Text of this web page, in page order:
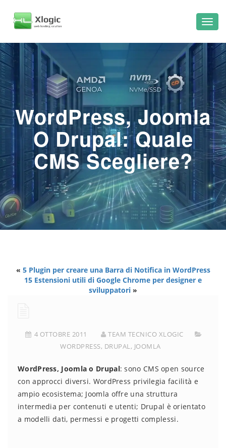
WordPress, Joomla
O Drupal: Quale
CMS Scegliere?
« 5 Plugin per creare una Barra di Notifica in WordPress
15 Estensioni utili di Google Chrome per designer e
sviluppatori »
4 OTTOBRE 2011
TEAM TECNICO XLOGIC
WORDPRESS, DRUPAL, JOOMLA
WordPress, Joomla o Drupal: sono CMS open source
con approcci diversi. WordPress privilegia facilità e
ampio ecosistema; Joomla offre una struttura
intermedia per contenuti e utenti; Drupal è orientato
a modelli dati, permessi e progetti complessi.